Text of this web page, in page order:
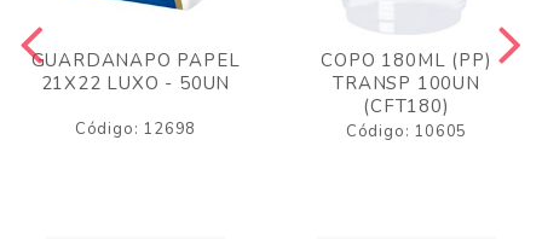
GUARDANAPO PAPEL
21X22 LUXO - 50UN
Código: 12698
COPO 180ML (PP)
TRANSP 100UN
(CFT180)
Código: 10605